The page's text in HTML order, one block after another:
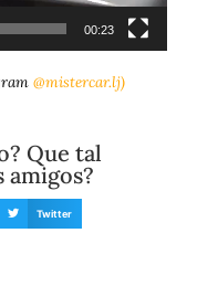
00:23
@mistercar.lj)
Que tal
Twitter